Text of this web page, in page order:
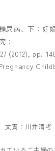
尿病、下：妊
：
(2012), pp.
文責：川井清考